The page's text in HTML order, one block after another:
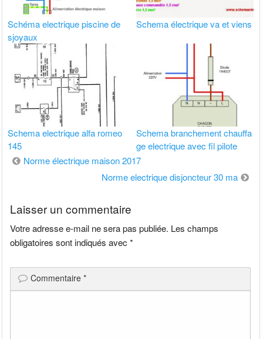
Schéma electrique piscine de
sjoyaux
Schema électrique va et viens
Schema electrique alfa romeo
145
Schema branchement chauffa
ge electrique avec fil pilote
Navigation
Norme électrique maison 2017
Norme electrique disjoncteur 30 ma
Laisser un commentaire
Votre adresse e-mail ne sera pas publiée. Les champs
obligatoires sont indiqués avec*
Commentaire*